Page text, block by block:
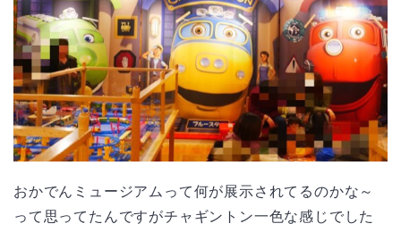
おかでんミュージアムって何が展示されてるのかな～
って思ってたんですがチャギントン一色な感じでした